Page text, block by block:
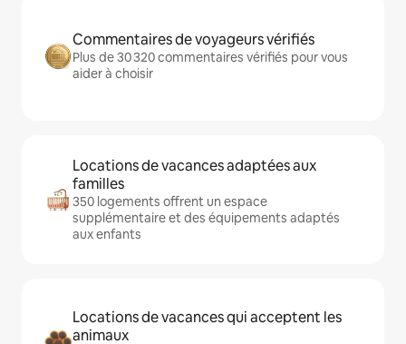
Commentaires de voyageurs vérifiés
Plus de 30 320 commentaires vérifiés pour vous
aider à choisir
Locations de vacances adaptées aux
familles
350 logements offrent un espace
supplémentaire et des équipements adaptés
aux enfants
Locations de vacances qui acceptent les
animaux